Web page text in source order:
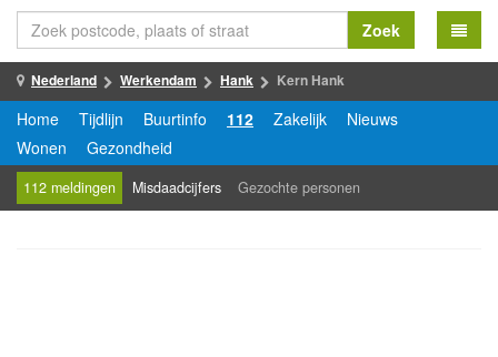
Zoek
Nederland Werkendam Hank Kern Hank
Home Tijdlijn Buurtinfo 112 Zakelijk
Nieuws
Wonen
Gezondheid
112 meldingen Misdaadcijfers Gezochte personen